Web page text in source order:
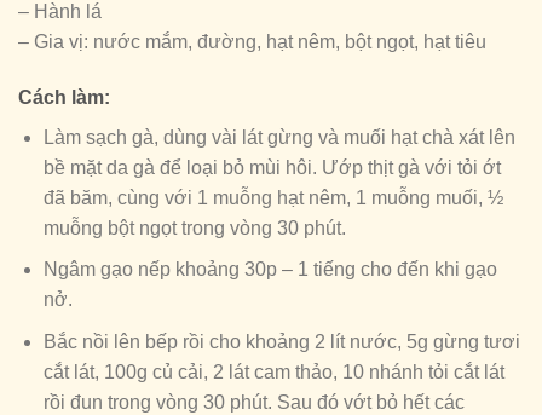
– Hành lá
– Gia vị: nước mắm, đường, hạt nêm, bột ngọt, hạt tiêu
Cách làm:
Làm sạch gà, dùng vài lát gừng và muối hạt chà xát lên
bề mặt da gà để loại bỏ mùi hôi. Ướp thịt gà với tỏi ớt
đã băm, cùng với 1 muỗng hạt nêm, 1 muỗng muối, ½
muỗng bột ngọt trong vòng 30 phút.
Ngâm gạo nếp khoảng 30p – 1 tiếng cho đến khi gạo
nở.
Bắc nồi lên bếp rồi cho khoảng 2 lít nước, 5g gừng tươi
cắt lát, 100g củ cải, 2 lát cam thảo, 10 nhánh tỏi cắt lát
rồi đun trong vòng 30 phút. Sau đó vớt bỏ hết các